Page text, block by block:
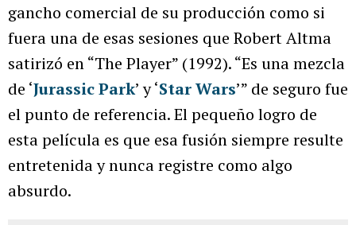
gancho comercial de su producción como si
fuera una de esas sesiones que Robert Altma
satirizó en “The Player” (1992). “Es una mezcla
de ‘Jurassic Park’ y ‘Star Wars’” de seguro fue
el punto de referencia. El pequeño logro de
esta película es que esa fusión siempre resulte
entretenida y nunca registre como algo
absurdo.